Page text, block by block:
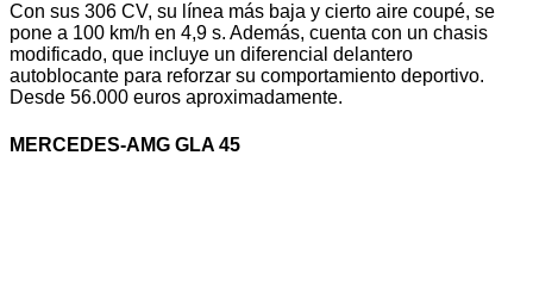
Con sus 306 CV, su línea más baja y cierto aire coupé, se
pone a 100 km/h en 4,9 s. Además, cuenta con un chasis
modificado, que incluye un diferencial delantero
autoblocante para reforzar su comportamiento deportivo.
Desde 56.000 euros aproximadamente.
MERCEDES-AMG GLA 45